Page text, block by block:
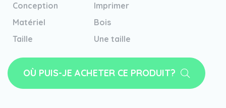
Conception
Imprimer
Matériel
Bois
Taille
Une taille
OÙ PUIS-JE ACHETER CE PRODUIT?